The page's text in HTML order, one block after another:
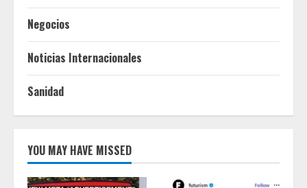
Negocios
Noticias Internacionales
Sanidad
YOU MAY HAVE MISSED